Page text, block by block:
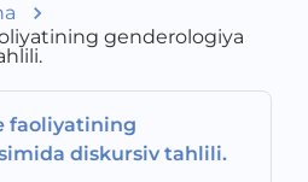
genderologiya
faoliyatining
diskursiv tahlili.